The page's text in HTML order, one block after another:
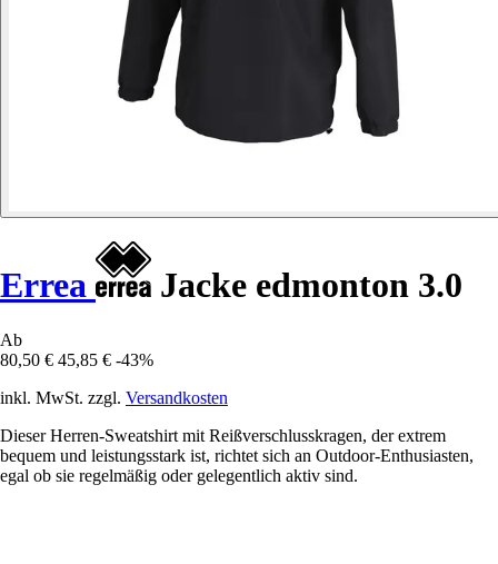
Errea Jacke edmonton 3.0
Ab
80,50 € 45,85 € -43%
inkl. MwSt. zzgl. Versandkosten
Dieser Herren-Sweatshirt mit Reißverschlusskragen, der extrem
bequem und leistungsstark ist, richtet sich an Outdoor-Enthusiasten,
egal ob sie regelmäßig oder gelegentlich aktiv sind.